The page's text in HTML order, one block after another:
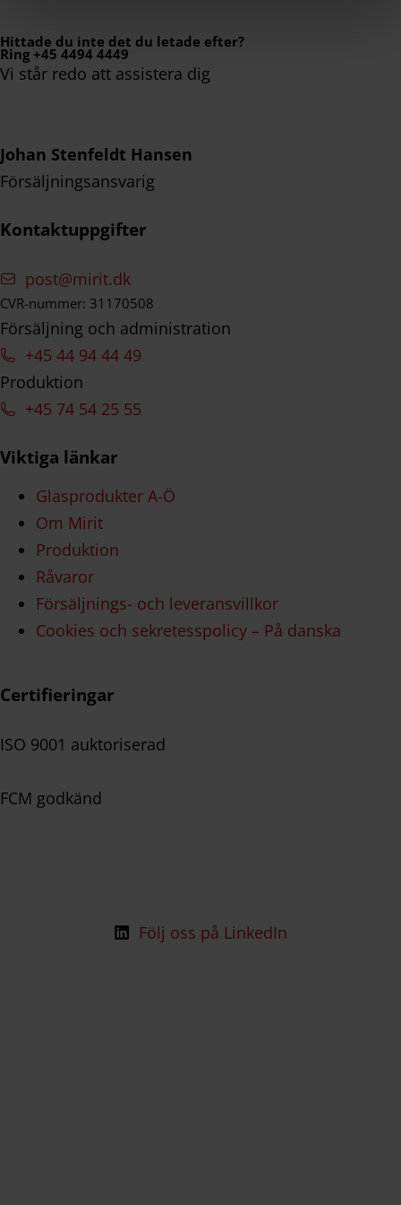
Hittade du inte det du letade efter?
Ring +45 4494 4449
Vi står redo att assistera dig
Johan Stenfeldt Hansen
Försäljningsansvarig
Kontaktuppgifter
post@mirit.dk
CVR-nummer: 31170508
Försäljning och administration
+45 44 94 44 49
Produktion
+45 74 54 25 55
Viktiga länkar
Glasprodukter A-Ö
Om Mirit
Produktion
Råvaror
Försäljnings- och leveransvillkor
Cookies och sekretesspolicy – På danska
Certifieringar
ISO 9001 auktoriserad
FCM godkänd
Följ oss på LinkedIn